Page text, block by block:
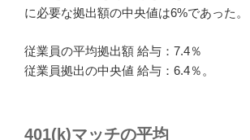
に必要な拠出額の中央値は6%であった。
従業員の平均拠出額 給与：7.4％
従業員拠出の中央値 給与：6.4％。
401(k)マッチの平均